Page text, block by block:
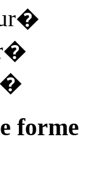
�
�
�
forme